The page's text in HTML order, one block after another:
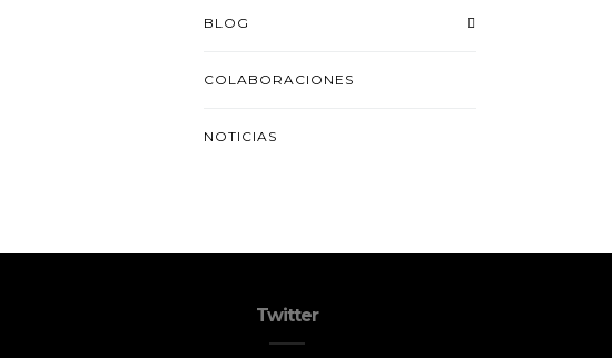
BLOG
COLABORACIONES
NOTICIAS
Twitter